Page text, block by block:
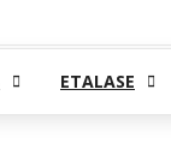
ETALASE